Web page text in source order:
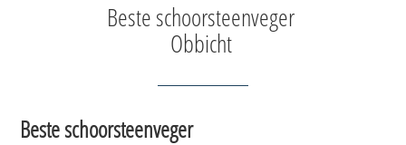
Beste schoorsteenveger
Obbicht
Beste schoorsteenveger